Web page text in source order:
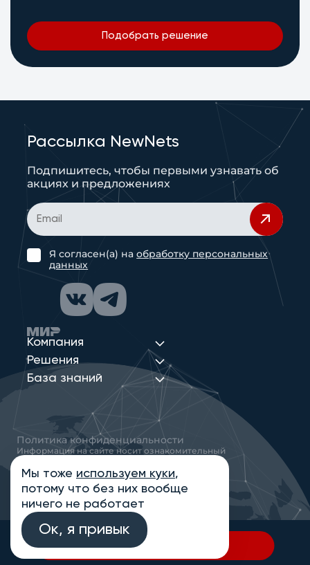
В спецификацию
Подобрать решение
Компания
Решения
База знаний
Рассылка NewNets
Подпишитесь, чтобы первыми узнавать об
акциях и предложениях
Я согласен(а) наобработку персональных
данных
Политика конфиденциальности
Информация на сайте носит ознакомительный
характер и не является публичной офертой,
определяемой положениями статьи 437
Гражданского кодекса РФ
© 2013-2026 Новые Сети Интеграция
Мы тоже используем куки,
потому что без них вообще
ничего не работает
Ок, я привык